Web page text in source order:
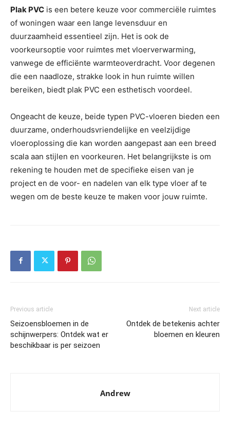
Plak PVC is een betere keuze voor commerciële ruimtes
of woningen waar een lange levensduur en
duurzaamheid essentieel zijn. Het is ook de
voorkeursoptie voor ruimtes met vloerverwarming,
vanwege de efficiënte warmteoverdracht. Voor degenen
die een naadloze, strakke look in hun ruimte willen
bereiken, biedt plak PVC een esthetisch voordeel.
Ongeacht de keuze, beide typen PVC-vloeren bieden een
duurzame, onderhoudsvriendelijke en veelzijdige
vloeroplossing die kan worden aangepast aan een breed
scala aan stijlen en voorkeuren. Het belangrijkste is om
rekening te houden met de specifieke eisen van je
project en de voor- en nadelen van elk type vloer af te
wegen om de beste keuze te maken voor jouw ruimte.
Previous article
Seizoensbloemen in de
schijnwerpers: Ontdek wat er
beschikbaar is per seizoen
Next article
Ontdek de betekenis achter
bloemen en kleuren
Andrew